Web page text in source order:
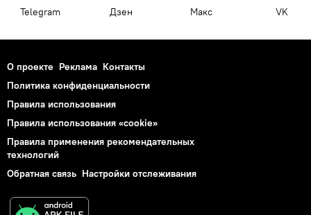
Telegram Дзен Макс VK
О проекте Реклама Контакты
Политика конфиденциальности
Правила использования
Правила использования «cookie»
Правила применения рекомендательных
технологий
Обратная связь Настройки отслеживания